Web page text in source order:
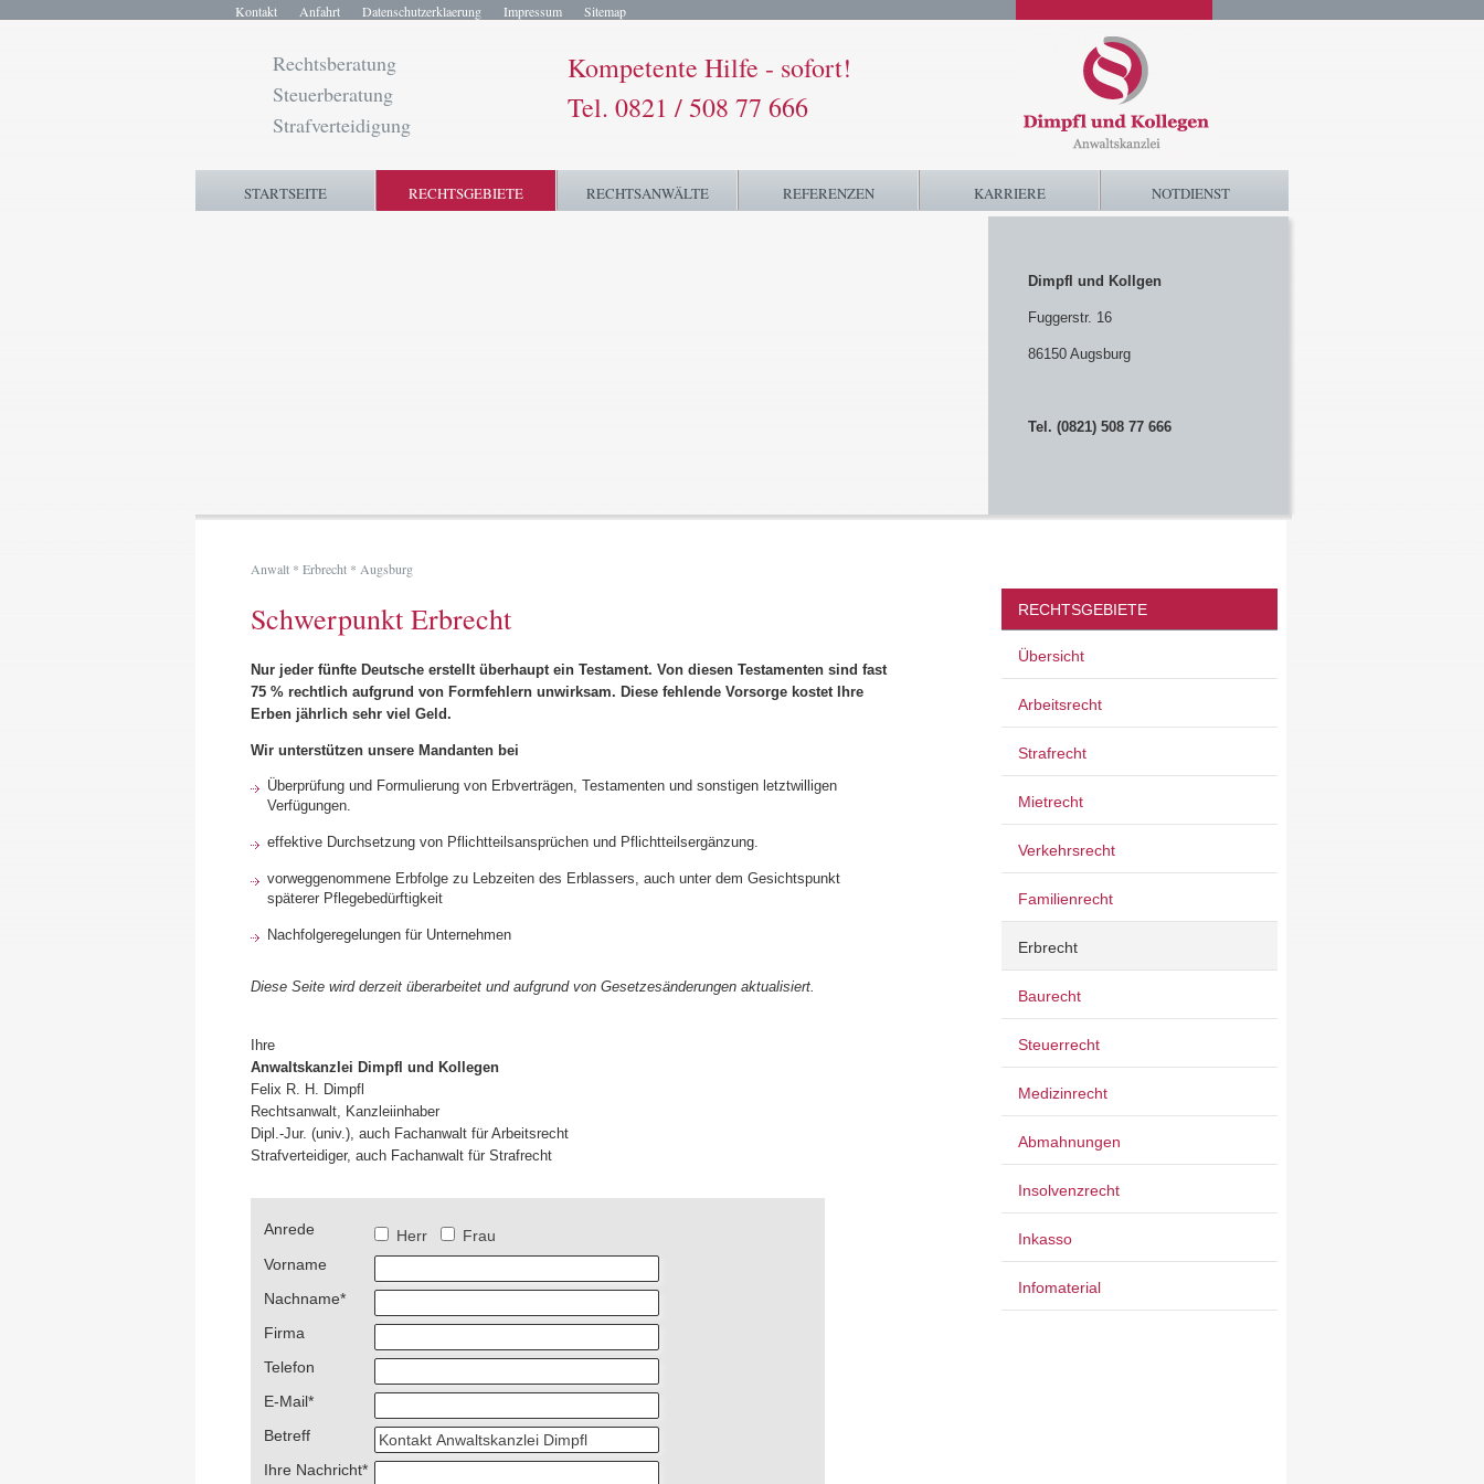
Kontakt Anfahrt Datenschutzerklaerung Impressum Sitemap
Rechtsberatung
Steuerberatung
Strafverteidigung
Kompetente Hilfe - sofort!
Tel. 0821 / 508 77 666
STARTSEITE RECHTSGEBIETE RECHTSANWÄLTE REFERENZEN KARRIERE NOTDIENST
Dimpfl und Kollgen
Fuggerstr. 16
86150 Augsburg
Tel. (0821) 508 77 666
Anwalt * Erbrecht * Augsburg
Schwerpunkt Erbrecht
Nur jeder fünfte Deutsche erstellt überhaupt ein Testament. Von diesen Testamenten sind fast
75 % rechtlich aufgrund von Formfehlern unwirksam. Diese fehlende Vorsorge kostet Ihre
Erben jährlich sehr viel Geld.
Wir unterstützen unsere Mandanten bei
Überprüfung und Formulierung von Erbverträgen, Testamenten und sonstigen letztwilligen
Verfügungen.
effektive Durchsetzung von Pflichtteilsansprüchen und Pflichtteilsergänzung.
vorweggenommene Erbfolge zu Lebzeiten des Erblassers, auch unter dem Gesichtspunkt
späterer Pflegebedürftigkeit
Nachfolgeregelungen für Unternehmen
Diese Seite wird derzeit überarbeitet und aufgrund von Gesetzesänderungen aktualisiert.
Ihre
Anwaltskanzlei Dimpfl und Kollegen
Felix R. H. Dimpfl
Rechtsanwalt, Kanzleiinhaber
Dipl.-Jur. (univ.), auch Fachanwalt für Arbeitsrecht
Strafverteidiger, auch Fachanwalt für Strafrecht
Anrede Herr
Frau
Vorname
Nachname*
Firma
Telefon
E-Mail*
Betreff
Ihre Nachricht*
RECHTSGEBIETE
Übersicht
Arbeitsrecht
Strafrecht
Mietrecht
Verkehrsrecht
Familienrecht
Erbrecht
Baurecht
Steuerrecht
Medizinrecht
Abmahnungen
Insolvenzrecht
Inkasso
Infomaterial